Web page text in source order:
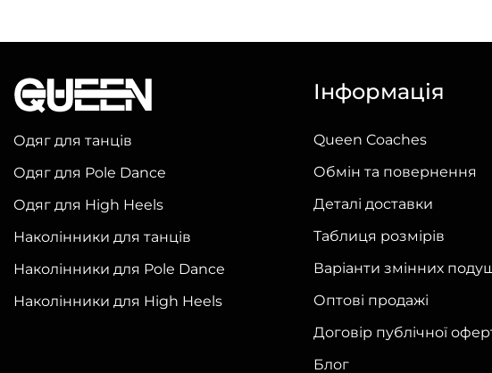
кілька
Параметри
можна
вибрати
на
товару
кілька
Параметри
вибрати
на
товару
Одяг для танців
Одяг для Pole Dance
Одяг для High Heels
Наколінники для танців
Наколінники для Pole Dance
Наколінники для High Heels
Інформація
Queen Coaches
Обмін та повернення
Деталі доставки
Таблиця розмірів
Варіанти змінних
Оптові продажі
Договір публічної
Блог